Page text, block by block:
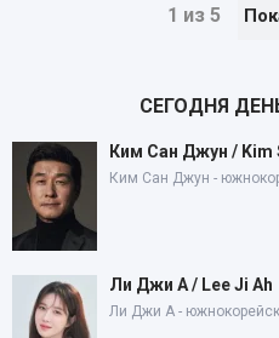
1 из 5
СЕГОДНЯ
Ким Сан Джун / Kim
Ким Сан Джун -
Ли Джи А / Lee Ji Ah
Ли Джи А -